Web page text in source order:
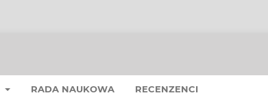
RADA NAUKOWA RECENZENCI